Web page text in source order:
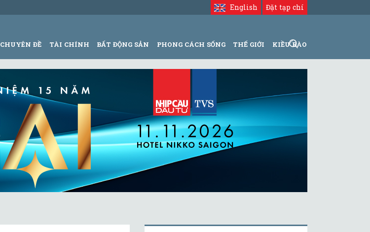
Đặt tạp chí
English
CHUYÊN ĐỀ TÀI CHÍNH BẤT ĐỘNG SẢN PHONG CÁCH SỐNG THẾ GIỚI KIỀU BÀO